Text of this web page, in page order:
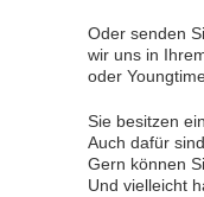
Oder senden
wir uns in
oder
Sie besitzen
Auch dafür
Gern können
Und vielleicht